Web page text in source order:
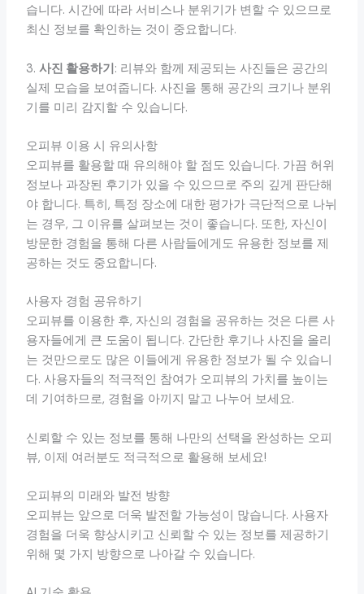
습니다. 시간에 따라 서비스나 분위기가 변할 수 있으므로
최신 정보를 확인하는 것이 중요합니다.
3. 사진 활용하기 : 리뷰와 함께 제공되는 사진들은 공간의
실제 모습을 보여줍니다. 사진을 통해 공간의 크기나 분위
기를 미리 감지할 수 있습니다.
오피뷰 이용 시 유의사항
오피뷰를 활용할 때 유의해야 할 점도 있습니다. 가끔 허위
정보나 과장된 후기가 있을 수 있으므로 주의 깊게 판단해
야 합니다. 특히, 특정 장소에 대한 평가가 극단적으로 나뉘
는 경우, 그 이유를 살펴보는 것이 좋습니다. 또한, 자신이
방문한 경험을 통해 다른 사람들에게도 유용한 정보를 제
공하는 것도 중요합니다.
사용자 경험 공유하기
오피뷰를 이용한 후, 자신의 경험을 공유하는 것은 다른 사
용자들에게 큰 도움이 됩니다. 간단한 후기나 사진을 올리
는 것만으로도 많은 이들에게 유용한 정보가 될 수 있습니
다. 사용자들의 적극적인 참여가 오피뷰의 가치를 높이는
데 기여하므로, 경험을 아끼지 말고 나누어 보세요.
신뢰할 수 있는 정보를 통해 나만의 선택을 완성하는 오피
뷰, 이제 여러분도 적극적으로 활용해 보세요!
오피뷰의 미래와 발전 방향
오피뷰는 앞으로 더욱 발전할 가능성이 많습니다. 사용자
경험을 더욱 향상시키고 신뢰할 수 있는 정보를 제공하기
위해 몇 가지 방향으로 나아갈 수 있습니다.